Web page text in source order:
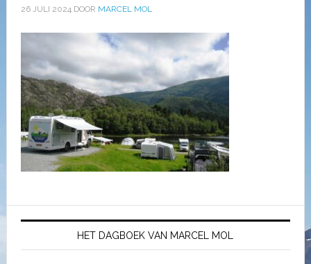
26 JULI 2024DOOR MARCEL MOL
HET DAGBOEK VAN MARCEL MOL